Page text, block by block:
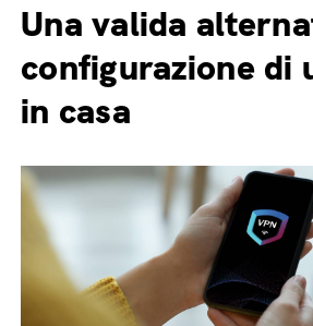
Una valida
configurazione di
in casa